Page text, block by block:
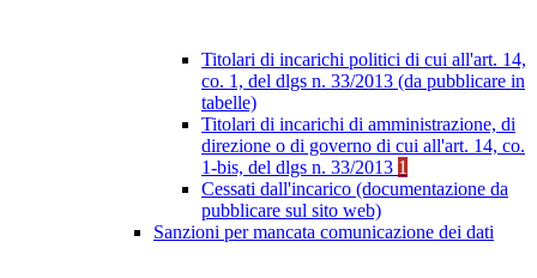
Titolari di incarichi politici di cui all'art. 14,
co. 1, del dlgs n. 33/2013 (da pubblicare in
tabelle)
Titolari di incarichi di amministrazione, di
direzione o di governo di cui all'art. 14, co.
1-bis, del dlgs n. 33/2013 1
Cessati dall'incarico (documentazione da
pubblicare sul sito web)
Sanzioni per mancata comunicazione dei dati